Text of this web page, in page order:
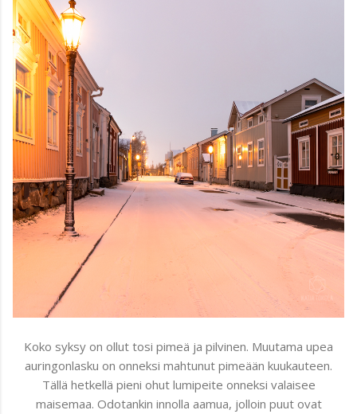
Koko syksy on ollut tosi pimeä ja pilvinen. Muutama upea
auringonlasku on onneksi mahtunut pimeään kuukauteen.
Tällä hetkellä pieni ohut lumipeite onneksi valaisee
maisemaa. Odotankin innolla aamua, jolloin puut ovat